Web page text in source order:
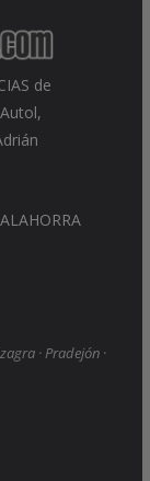
de
· Pradejón ·